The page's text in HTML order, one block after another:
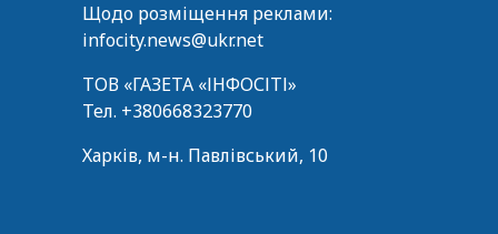
Щодо розміщення реклами:
infocity.news@ukr.net
ТОВ «ГАЗЕТА «ІНФОСІТІ»
Тел. +380668323770
Харків, м-н. Павлівський, 10